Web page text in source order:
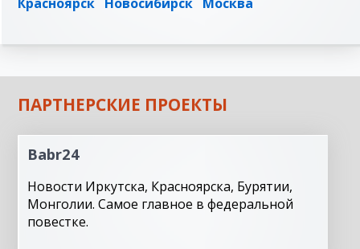
ПАРТНЕРСКИЕ ПРОЕКТЫ
Babr24
Новости Иркутска, Красноярска, Бурятии,
Монголии. Самое главное в федеральной
повестке.